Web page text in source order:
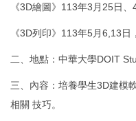
《3D繪圖》113年3月25日
《3D列印》113年5月6,13日
二、地點：中華大學DOIT
三、內容：培養學生3D建模
相關 技巧。